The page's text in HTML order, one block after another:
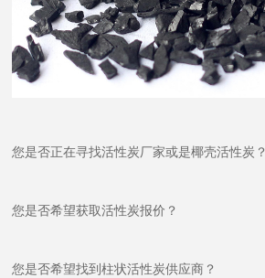
您是否正在寻找活性炭厂家或是椰壳活性炭？
您是否希望获取活性炭报价？
您是否希望找到柱状活性炭供应商？